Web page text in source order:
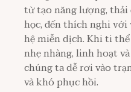
từ tạo năng lượng,
học, đến thích nghi
hệ miễn dịch. Khi ti
nhẹ nhàng, linh hoạt
chúng ta dễ rơi vào
và khó phục hồi.